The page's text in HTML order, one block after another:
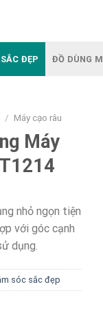
ĐẸP ĐỒ DÙNG
/ Máy cạo râu
Máy
nhỏ ngọn tiện
với góc cạnh
dụng.
sóc sắc đẹp